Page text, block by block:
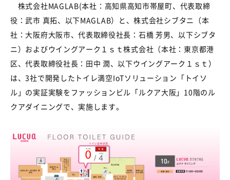
株式会社MAGLAB(本社：高知県高知市帯屋町、代表取締
役：武市 真拓、以下MAGLAB）と、株式会社シブタニ（本
社：大阪府大阪市、代表取締役社長：石橋 芳男、以下シブタ
ニ）およびウイングアーク１ｓｔ株式会社（本社：東京都港
区、代表取締役社長：田中 潤、以下ウイングアーク１ｓｔ）
は、3社で開発したトイレ満空IoTソリューション「トイソ
ル」の実証実験をファッションビル「ルクア大阪」 10階のル
クアダイニングで、実施します。